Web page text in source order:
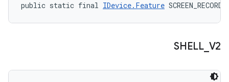
public static final IDevice.Feature SCREEN_RECORD
SHELL_ V2